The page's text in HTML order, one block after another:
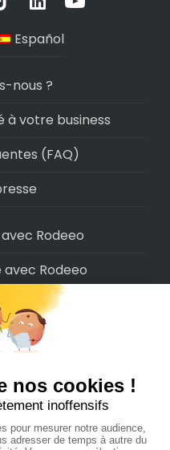
Español
nous ?
à votre business
(FAQ)
Rodeeo
avec Rodeeo
Rodeeo
Rodeeo
Rodeeo
avec Rodeeo